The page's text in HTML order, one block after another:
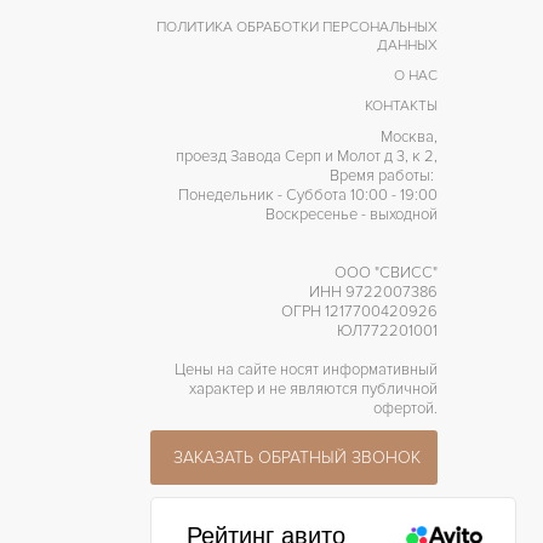
40 часов
ПОЛИТИКА ОБРАБОТКИ ПЕРСОНАЛЬНЫХ
ДАННЫХ
О НАС
КОНТАКТЫ
Москва,
проезд Завода Серп и Молот д 3, к 2,
Время работы:
Понедельник - Суббота 10:00 - 19:00
Воскресенье - выходной
ООО "СВИСС"
ИНН 9722007386
ОГРН 1217700420926
ЮЛ772201001
Цены на сайте носят информативный
характер и не являются публичной
офертой.
ЗАКАЗАТЬ ОБРАТНЫЙ ЗВОНОК
Рейтинг авито